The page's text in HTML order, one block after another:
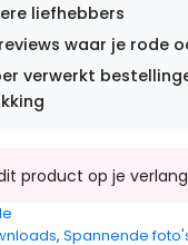
liefhebbers
waar je rode
verwerkt
, Spannende